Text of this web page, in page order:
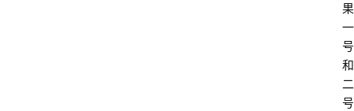
果
一
号
和
二
号